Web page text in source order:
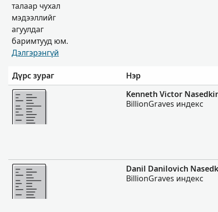
талаар чухал
мэдээллийг
агуулдаг
баримтууд юм.
Дэлгэрэнгүй
Дүрс зураг
Нэр
Нэмэх
Kenneth Victor
BillionGraves индекс
Нэмэх
Danil Danilovich
BillionGraves индекс